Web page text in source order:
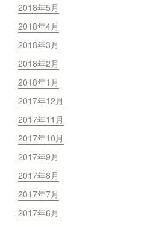
2018年5月
2018年4月
2018年3月
2018年2月
2018年1月
2017年12月
2017年11月
2017年10月
2017年9月
2017年8月
2017年7月
2017年6月